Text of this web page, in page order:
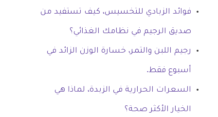
فوائد الزبادي للتخسيس، كيف تستفيد من
صديق الرجيم في نظامك الغذائي؟
رجيم اللبن والتمر، خسارة الوزن الزائد في
أسبوع فقط.
السعرات الحرارية في الزبدة، لماذا هي
الخيار الأكثر صحة؟